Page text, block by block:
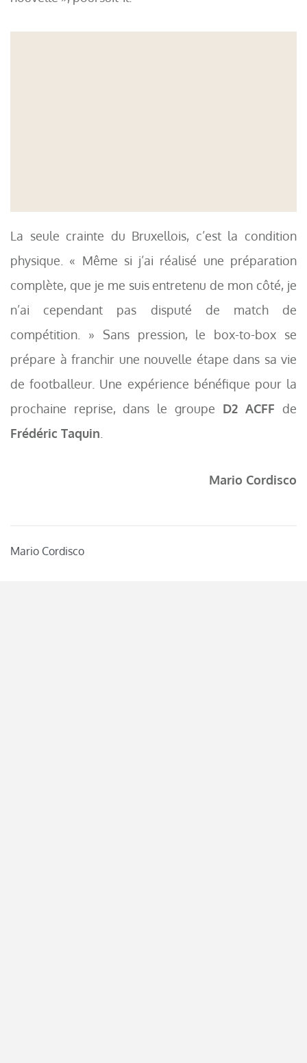
Mario Cordisco
La seule crainte du Bruxellois, c’est la condition
physique. « Même si j’ai réalisé une préparation
complète, que je me suis entretenu de mon côté, je
n’ai cependant pas disputé de match de
compétition. » Sans pression, le box-to-box se
prépare à franchir une nouvelle étape dans sa vie
de footballeur. Une expérience bénéfique pour la
prochaine reprise, dans le groupe D2 ACFF de
Frédéric Taquin
Mario Cordisco